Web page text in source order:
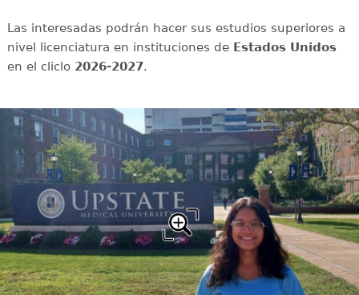
Las interesadas podrán hacer sus estudios superiores a
nivel licenciatura en instituciones deEstados Unidos
en el cliclo 2026-2027.